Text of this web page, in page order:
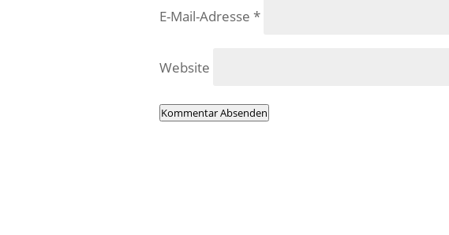
E-Mail-Adresse *
Website
Kommentar Absenden